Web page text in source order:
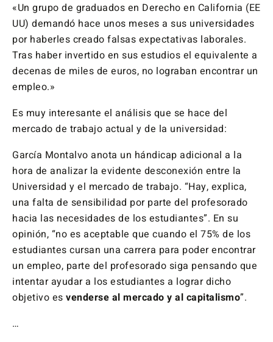
«Un grupo de graduados en Derecho en California (EE
UU) demandó hace unos meses a sus universidades
por haberles creado falsas expectativas laborales.
Tras haber invertido en sus estudios el equivalente a
decenas de miles de euros, no lograban encontrar un
empleo.»
Es muy interesante el análisis que se hace del
mercado de trabajo actual y de la universidad:
García Montalvo anota un hándicap adicional a la
hora de analizar la evidente desconexión entre la
Universidad y el mercado de trabajo. “Hay, explica,
una falta de sensibilidad por parte del profesorado
hacia las necesidades de los estudiantes”. En su
opinión, “no es aceptable que cuando el 75% de los
estudiantes cursan una carrera para poder encontrar
un empleo, parte del profesorado siga pensando que
intentar ayudar a los estudiantes a lograr dicho
objetivo es venderse al mercado y al capitalismo”.
…